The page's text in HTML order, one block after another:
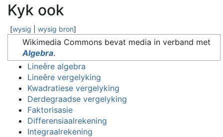
Kyk ook
[wysig wysig bron]
Wikimedia Commons bevat media in verband met
Algebra.
Lineêre algebra
Lineêre vergelyking
Kwadratiese vergelyking
Derdegraadse vergelyking
Faktorisasie
Differensiaalrekening
Integraalrekening